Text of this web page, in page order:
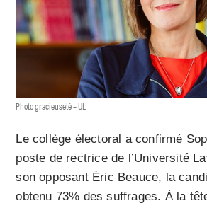
Photo gracieuseté – UL
Le collège électoral a confirmé
poste de rectrice de l’Université
son opposant Éric Beauce, la
obtenu 73% des suffrages. À la